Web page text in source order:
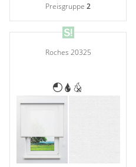
Preisgruppe2
Roches 20325